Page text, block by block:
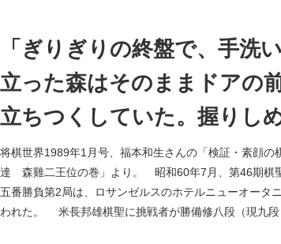
「ぎりぎりの終盤で、手洗
立った森はそのままドアの
立ちつくしていた。握りし
左手のおしぼりが、ぶるぶる
ふるえていた」
将棋世界1989年1月号、福本和生さんの「検証・素顔の
達 森雞二王位の巻」より。 昭和60年7月、第46期棋
五番勝負第2局は、ロサンゼルスのホテルニューオータ
われた。 米長邦雄棋聖に挑戦者が勝備修八段（現九段